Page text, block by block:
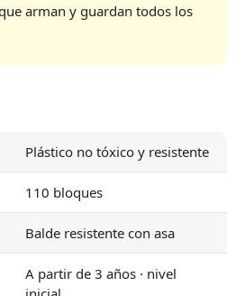
arman y guardan todos los
Plástico no tóxico y resistente
110 bloques
Balde resistente con asa
A partir de 3 años · nivel